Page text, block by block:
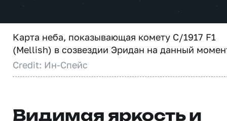
Карта неба, показывающая комету C/1917 F1
(Mellish) в созвездии Эридан на данный
Credit: Ин-Спейс
Видимая яркость и